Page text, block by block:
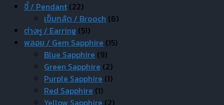
จี้ / Pendant (22)
เข็มกลัด / Brooch (6)
ต่างหู / Earring (51)
พลอย / Gem Sapphire (15)
Blue Sapphire (9)
Green Sapphire (2)
Purple Sapphire (1)
Red Sapphire (1)
Yellow Sapphire (2)